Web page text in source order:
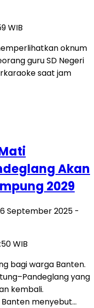
WIB
oknum
guru SD Negeri
saat jam
Akan
2029
September 2025 -
WIB
bagi warga Banten.
yang
kembali.
menyebut…